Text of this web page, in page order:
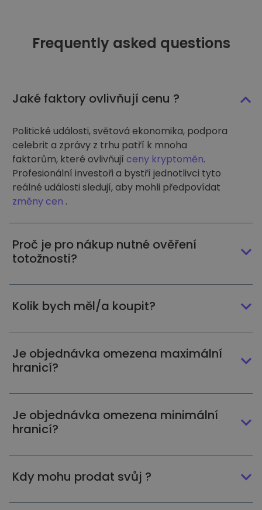
Frequently asked questions
Jaké faktory ovlivňují cenu ?
Politické události, světová ekonomika, podpora
celebrit a zprávy z trhu patří k mnoha
faktorům, které ovlivňují ceny kryptoměn.
Profesionální investoři a bystří jednotlivci tyto
reálné události sledují, aby mohli předpovídat
změny cen .
Proč je pro nákup nutné ověření
totožnosti?
Kolik bych měl/a koupit?
Je objednávka omezena maximální
hranicí?
Je objednávka omezena minimální
hranicí?
Kdy mohu prodat svůj ?